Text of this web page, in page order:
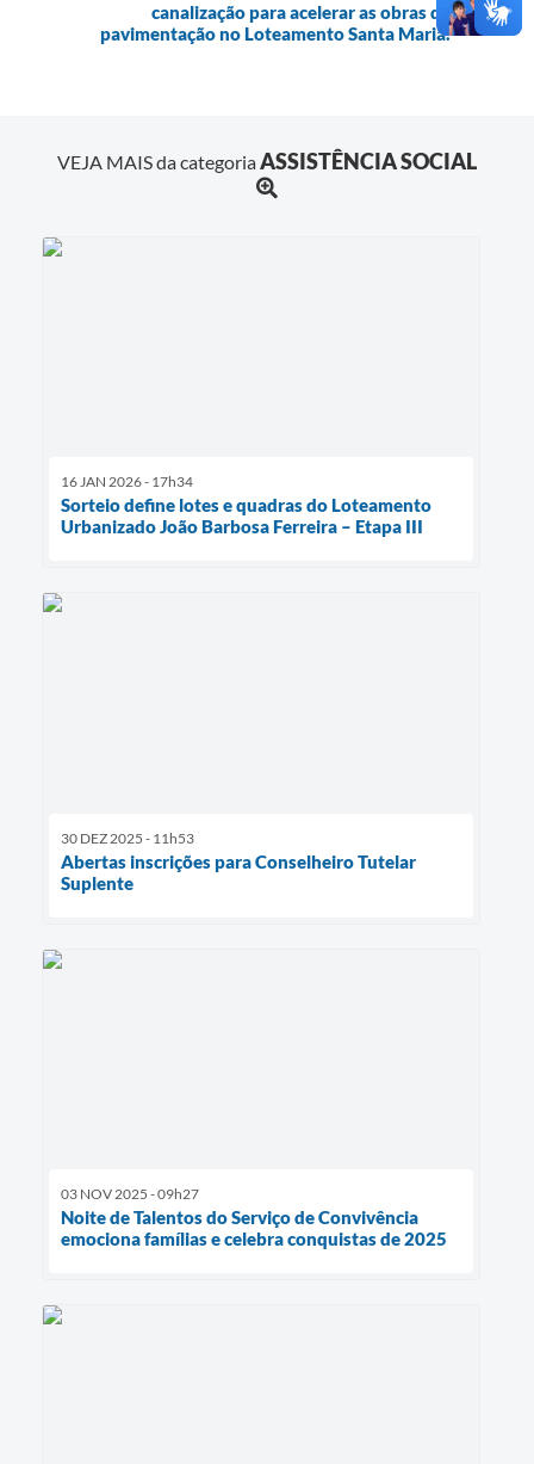
canalização para acelerar as obras de
pavimentação no Loteamento Santa Maria.
VEJA MAIS da categoriaASSISTÊNCIA SOCIAL
16 JAN 2026 - 17h34
Sorteio define lotes e quadras do Loteamento
Urbanizado João Barbosa Ferreira – Etapa III
30 DEZ 2025 - 11h53
Abertas inscrições para Conselheiro Tutelar
Suplente
03 NOV 2025 - 09h27
Noite de Talentos do Serviço de Convivência
emociona famílias e celebra conquistas de 2025